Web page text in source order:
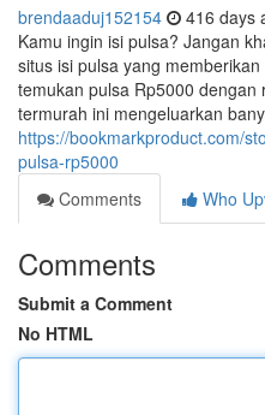
brendaaduj152154 416 days
Kamu ingin isi pulsa? Jangan
situs isi pulsa yang
temukan pulsa Rp5000 dengan
termurah ini mengeluarkan
https://bookmarkproduct.com/
pulsa-rp5000
Comments
Who
Comments
Submit a Comment
No HTML